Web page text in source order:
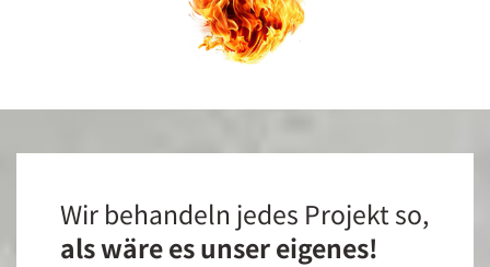
Wir behandeln jedes Projekt so,
als wäre es unser eigenes!